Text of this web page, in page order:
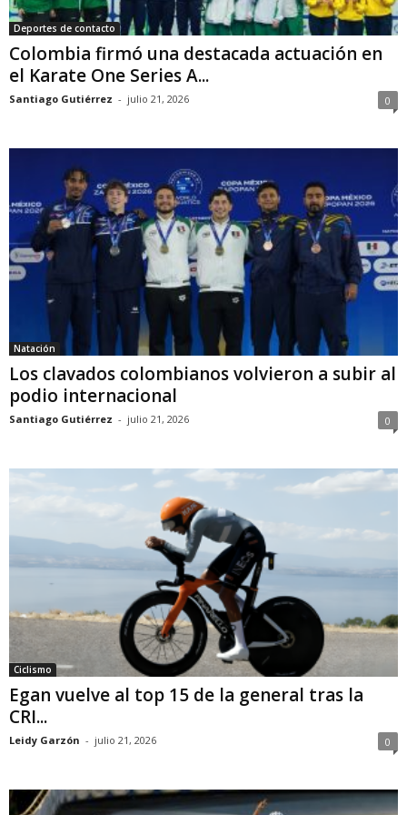
Deportes de contacto
Colombia firmó una destacada actuación en
el Karate One Series A...
Santiago Gutiérrez - julio 21, 2026 0
Natación
Los clavados colombianos volvieron a subir al
podio internacional
Santiago Gutiérrez - julio 21, 2026 0
Ciclismo
Egan vuelve al top 15 de la general tras la
CRI...
Leidy Garzón - julio 21, 2026 0